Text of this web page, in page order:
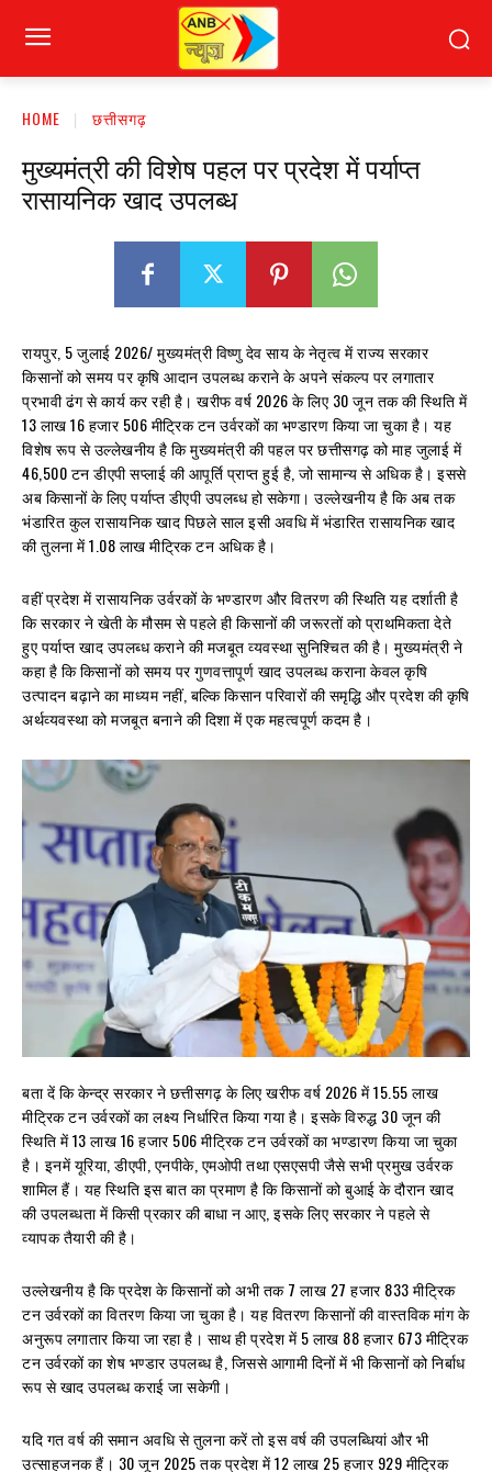
HOME छत्तीसगढ़
मुख्यमंत्री की विशेष पहल पर प्रदेश में पर्याप्त
रासायनिक खाद उपलब्ध
रायपुर, 5 जुलाई 2026/ मुख्यमंत्री विष्णु देव साय के नेतृत्व में राज्य सरकार
किसानों को समय पर कृषि आदान उपलब्ध कराने के अपने संकल्प पर लगातार
प्रभावी ढंग से कार्य कर रही है। खरीफ वर्ष 2026 के लिए 30 जून तक की स्थिति में
13 लाख 16 हजार 506 मीट्रिक टन उर्वरकों का भण्डारण किया जा चुका है। यह
विशेष रूप से उल्लेखनीय है कि मुख्यमंत्री की पहल पर छत्तीसगढ़ को माह जुलाई में
46,500 टन डीएपी सप्लाई की आपूर्ति प्राप्त हुई है, जो सामान्य से अधिक है। इससे
अब किसानों के लिए पर्याप्त डीएपी उपलब्ध हो सकेगा। उल्लेखनीय है कि अब तक
भंडारित कुल रासायनिक खाद पिछले साल इसी अवधि में भंडारित रासायनिक खाद
की तुलना में 1.08 लाख मीट्रिक टन अधिक है।
वहीं प्रदेश में रासायनिक उर्वरकों के भण्डारण और वितरण की स्थिति यह दर्शाती है
कि सरकार ने खेती के मौसम से पहले ही किसानों की जरूरतों को प्राथमिकता देते
हुए पर्याप्त खाद उपलब्ध कराने की मजबूत व्यवस्था सुनिश्चित की है। मुख्यमंत्री ने
कहा है कि किसानों को समय पर गुणवत्तापूर्ण खाद उपलब्ध कराना केवल कृषि
उत्पादन बढ़ाने का माध्यम नहीं, बल्कि किसान परिवारों की समृद्धि और प्रदेश की कृषि
अर्थव्यवस्था को मजबूत बनाने की दिशा में एक महत्वपूर्ण कदम है।
बता दें कि केन्द्र सरकार ने छत्तीसगढ़ के लिए खरीफ वर्ष 2026 में 15.55 लाख
मीट्रिक टन उर्वरकों का लक्ष्य निर्धारित किया गया है। इसके विरुद्ध 30 जून की
स्थिति में 13 लाख 16 हजार 506 मीट्रिक टन उर्वरकों का भण्डारण किया जा चुका
है। इनमें यूरिया, डीएपी, एनपीके, एमओपी तथा एसएसपी जैसे सभी प्रमुख उर्वरक
शामिल हैं। यह स्थिति इस बात का प्रमाण है कि किसानों को बुआई के दौरान खाद
की उपलब्धता में किसी प्रकार की बाधा न आए, इसके लिए सरकार ने पहले से
व्यापक तैयारी की है।
उल्लेखनीय है कि प्रदेश के किसानों को अभी तक 7 लाख 27 हजार 833 मीट्रिक
टन उर्वरकों का वितरण किया जा चुका है। यह वितरण किसानों की वास्तविक मांग के
अनुरूप लगातार किया जा रहा है। साथ ही प्रदेश में 5 लाख 88 हजार 673 मीट्रिक
टन उर्वरकों का शेष भण्डार उपलब्ध है, जिससे आगामी दिनों में भी किसानों को निर्बाध
रूप से खाद उपलब्ध कराई जा सकेगी।
यदि गत वर्ष की समान अवधि से तुलना करें तो इस वर्ष की उपलब्धियां और भी
उत्साहजनक हैं। 30 जून 2025 तक प्रदेश में 12 लाख 25 हजार 929 मीट्रिक